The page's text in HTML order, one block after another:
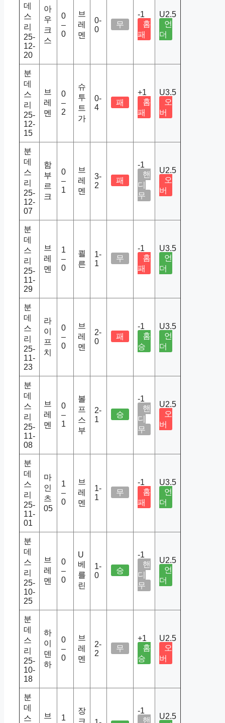
데
스
리
25-
12-
20
아
우
크
스
0
–
0
브
레
멘
0-
0
무
-1
홈
패
U2.5
언
더
분
데
스
리
25-
12-
15
브
레
멘
0
–
2
슈
투
트
가
0-
4
패
+1
홈
패
U3.5
오
버
분
데
스
리
25-
12-
07
함
부
르
크
0
–
1
브
레
멘
3-
2
패
-1
핸
디
무
U2.5
오
버
분
데
스
리
25-
11-
29
브
레
멘
1
–
0
쾰
른
1-
1
무
-1
홈
패
U3.5
언
더
분
데
스
리
25-
11-
23
라
이
프
치
0
–
0
브
레
멘
2-
0
패
-1
홈
승
U3.5
언
더
분
데
스
리
25-
11-
08
브
레
멘
0
–
1
볼
프
스
부
2-
1
승
-1
핸
디
무
U2.5
오
버
분
데
스
리
25-
11-
01
마
인
츠
05
1
–
0
브
레
멘
1-
1
무
-1
홈
패
U3.5
언
더
분
데
스
리
25-
10-
25
브
레
멘
0
–
0
U
베
를
린
1-
0
승
-1
핸
디
무
U2.5
언
더
분
데
스
리
25-
10-
18
하
이
덴
하
0
–
0
브
레
멘
2-
2
무
+1
홈
승
U2.5
오
버
분
데
스
브
1
장
크
-1
핸
U2.5